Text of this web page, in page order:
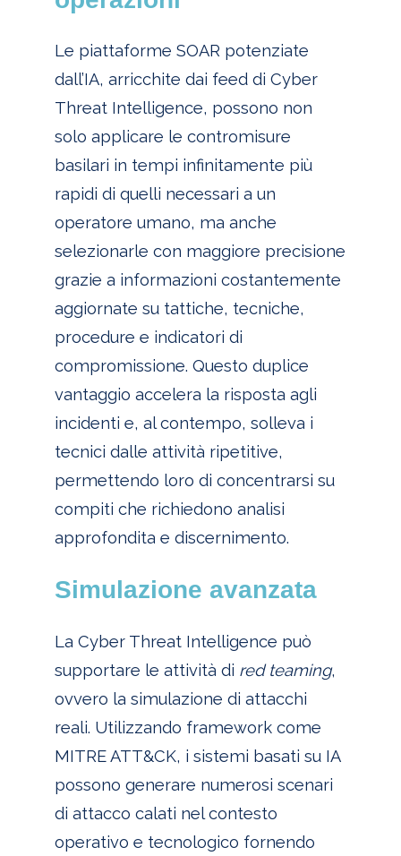
Le piattaforme SOAR potenziate
dall’IA, arricchite dai feed di Cyber
Threat Intelligence, possono non
solo applicare le contromisure
basilari in tempi infinitamente più
rapidi di quelli necessari a un
operatore umano, ma anche
selezionarle con maggiore precisione
grazie a informazioni costantemente
aggiornate su tattiche, tecniche,
procedure e indicatori di
compromissione. Questo duplice
vantaggio accelera la risposta agli
incidenti e, al contempo, solleva i
tecnici dalle attività ripetitive,
permettendo loro di concentrarsi su
compiti che richiedono analisi
approfondita e discernimento.
Simulazione avanzata
La Cyber Threat Intelligence può
supportare le attività di red teaming,
ovvero la simulazione di attacchi
reali. Utilizzando framework come
MITRE ATT&CK, i sistemi basati su IA
possono generare numerosi scenari
di attacco calati nel contesto
operativo e tecnologico fornendo